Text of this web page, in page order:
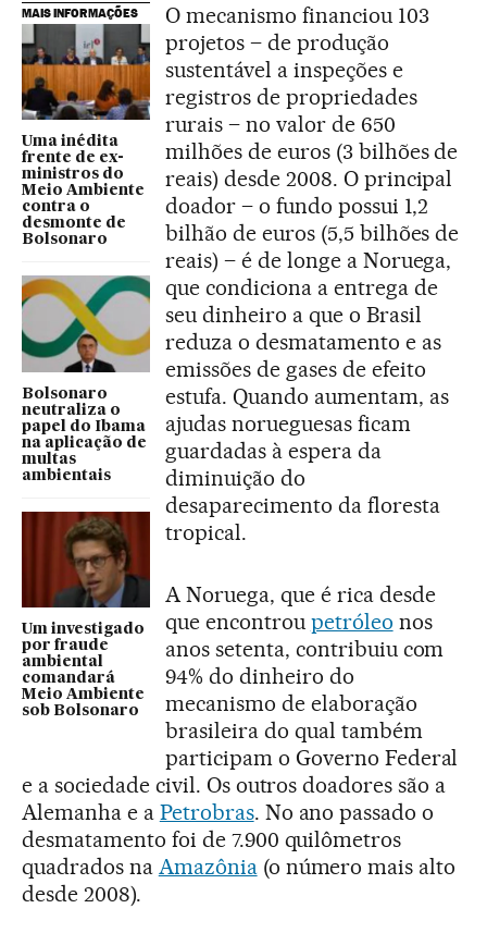
MAIS INFORMAÇÕES
Uma inédita
frente de ex-
ministros do
Meio Ambiente
contra o
desmonte de
Bolsonaro
Bolsonaro
neutraliza o
papel do Ibama
na aplicação de
multas
ambientais
Um investigado
por fraude
ambiental
comandará
Meio Ambiente
sob Bolsonaro
O mecanismo financiou 103
projetos – de produção
sustentável a inspeções e
registros de propriedades
rurais – no valor de 650
milhões de euros (3 bilhões de
reais) desde 2008. O principal
doador – o fundo possui 1,2
bilhão de euros (5,5 bilhões de
reais) – é de longe a Noruega,
que condiciona a entrega de
seu dinheiro a que o Brasil
reduza o desmatamento e as
emissões de gases de efeito
estufa. Quando aumentam, as
ajudas norueguesas ficam
guardadas à espera da
diminuição do
desaparecimento da floresta
tropical.
A Noruega, que é rica desde
que encontrou petróleo nos
anos setenta, contribuiu com
94% do dinheiro do
mecanismo de elaboração
brasileira do qual também
participam o Governo Federal
e a sociedade civil. Os outros doadores são a
Alemanha e a Petrobras. No ano passado o
desmatamento foi de 7.900 quilômetros
quadrados na Amazônia(o número mais alto
desde 2008).